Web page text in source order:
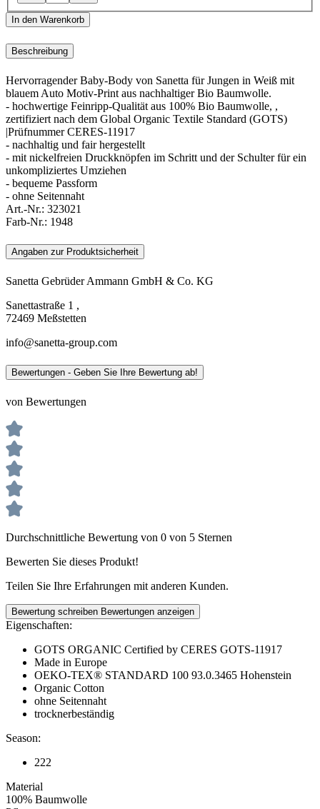
In den Warenkorb
Beschreibung
Hervorragender Baby-Body von Sanetta für Jungen in Weiß mit
blauem Auto Motiv-Print aus nachhaltiger Bio Baumwolle.
- hochwertige Feinripp-Qualität aus 100% Bio Baumwolle, ,
zertifiziert nach dem Global Organic Textile Standard (GOTS)
|Prüfnummer CERES-11917
- nachhaltig und fair hergestellt
- mit nickelfreien Druckknöpfen im Schritt und der Schulter für ein
unkompliziertes Umziehen
- bequeme Passform
- ohne Seitennaht
Art.-Nr.: 323021
Farb-Nr.: 1948
Angaben zur Produktsicherheit
Sanetta Gebrüder Ammann GmbH & Co. KG
Sanettastraße 1 ,
72469 Meßstetten
info@sanetta-group.com
Bewertungen - Geben Sie Ihre Bewertung ab!
von Bewertungen
Durchschnittliche Bewertung von 0 von 5 Sternen
Bewerten Sie dieses Produkt!
Teilen Sie Ihre Erfahrungen mit anderen Kunden.
Bewertung schreiben Bewertungen anzeigen
Eigenschaften:
GOTS ORGANIC Certified by CERES GOTS-11917
Made in Europe
OEKO-TEX® STANDARD 100 93.0.3465 Hohenstein
Organic Cotton
ohne Seitennaht
trocknerbeständig
Season:
222
Material
100% Baumwolle